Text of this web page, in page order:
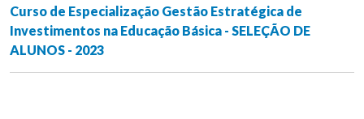
Curso de Especialização Gestão Estratégica de
Investimentos na Educação Básica - SELEÇÃO DE
ALUNOS - 2023